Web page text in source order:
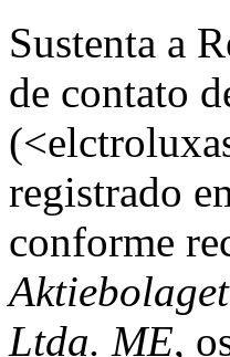
Sustenta a
de contato
registrado
conforme
Ltda. ME,